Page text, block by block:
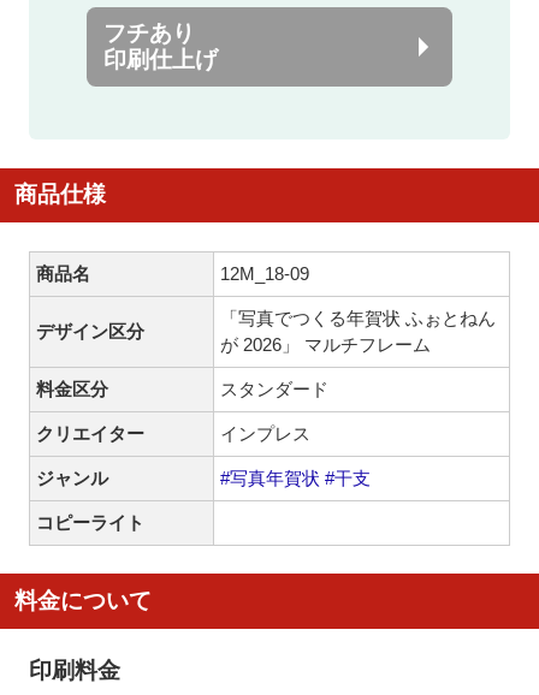
フチあり
印刷仕上げ
商品仕様
商品名 12M_18-09
デザイン区分
「写真でつくる年賀状 ふぉとねん
が 2026」 マルチフレーム
料金区分 スタンダード
クリエイター インプレス
ジャンル #写真年賀状 #干支
コピーライト
料金について
印刷料金